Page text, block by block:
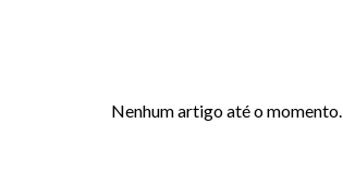
Nenhum artigo até o momento.